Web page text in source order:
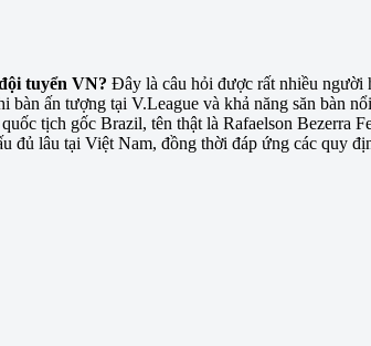
tuyển VN? Đây là câu hỏi được rất nhiều người
ấn tượng tại V.League và khả năng săn bàn
tịch gốc Brazil, tên thật là Rafaelson Bezerra
đủ lâu tại Việt Nam, đồng thời đáp ứng các quy